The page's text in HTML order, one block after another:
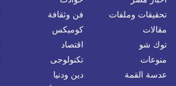
تحقيقات وملفات
فن وثقافة
مقالات
كوميكس
توك شو
اقتصاد
منوعات
تكنولوجى
عدسة القمة
دين ودنيا